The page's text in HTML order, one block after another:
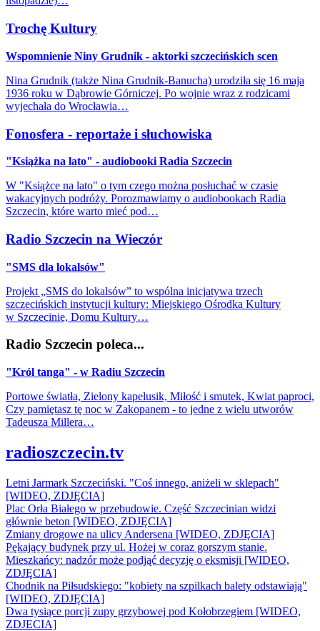
Trochę Kultury
Wspomnienie Niny Grudnik - aktorki szczecińskich scen
Nina Grudnik (także Nina Grudnik-Banucha) urodziła się 16 maja
1936 roku w Dąbrowie Górniczej. Po wojnie wraz z rodzicami
wyjechała do Wrocławia…
Fonosfera - reportaże i słuchowiska
"Książka na lato" - audiobooki Radia Szczecin
W "Książce na lato" o tym czego można posłuchać w czasie
wakacyjnych podróży. Porozmawiamy o audiobookach Radia
Szczecin, które warto mieć pod…
Radio Szczecin na Wieczór
"SMS dla lokalsów"
Projekt „SMS do lokalsów” to wspólna inicjatywa trzech
szczecińskich instytucji kultury: Miejskiego Ośrodka Kultury
w Szczecinie, Domu Kultury…
Radio Szczecin poleca...
"Król tanga" - w Radiu Szczecin
Portowe światła, Zielony kapelusik, Miłość i smutek, Kwiat paproci,
Czy pamiętasz tę noc w Zakopanem - to jedne z wielu utworów
Tadeusza Millera…
radioszczecin.tv
Letni Jarmark Szczeciński. "Coś innego, aniżeli w sklepach"
[WIDEO, ZDJĘCIA]
Plac Orła Białego w przebudowie. Część Szczecinian widzi
głównie beton [WIDEO, ZDJĘCIA]
Zmiany drogowe na ulicy Andersena [WIDEO, ZDJĘCIA]
Pękający budynek przy ul. Hożej w coraz gorszym stanie.
Mieszkańcy: nadzór może podjąć decyzję o eksmisji [WIDEO,
ZDJĘCIA]
Chodnik na Piłsudskiego: "kobiety na szpilkach balety odstawiają"
[WIDEO, ZDJĘCIA]
Dwa tysiące porcji zupy grzybowej pod Kołobrzegiem [WIDEO,
ZDJECIA]